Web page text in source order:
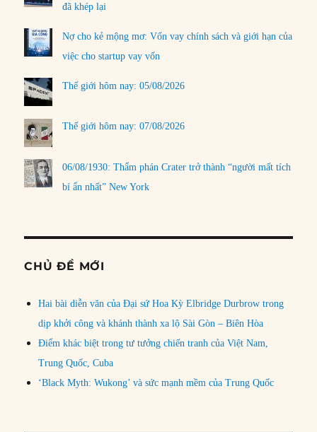
đã khép lại
Nợ cho kẻ mộng mơ: Vốn vay chính sách và giới hạn của
việc cho startup vay vốn
Thế giới hôm nay: 05/08/2026
Thế giới hôm nay: 07/08/2026
06/08/1930: Thẩm phán Crater trở thành “người mất tích
bí ẩn nhất” New York
CHỦ ĐỀ MỚI
Hai bài diễn văn của Đại sứ Hoa Kỳ Elbridge Durbrow trong
dịp khởi công và khánh thành xa lộ Sài Gòn – Biên Hòa
Điểm khác biệt trong tư tưởng chiến tranh của Việt Nam,
Trung Quốc, Cuba
‘Black Myth: Wukong’ và sức mạnh mềm của Trung Quốc